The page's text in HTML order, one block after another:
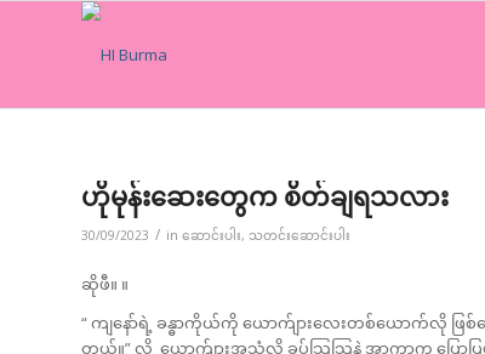
ဟိုမုန်းဆေးတွေက စိတ်ချရသလား
30/09/2023 / in ဆောင်းပါး, သတင်းဆောင်းပါး
ဆိုဖီ။ ။
“ ကျနော်ရဲ့ ခန္ဓာကိုယ်ကို ယောက်ျားလေးတစ်ယောက်လို ဖြ
တယ်။” လို့ ယောက်ျားအသံလို ခပ်သြသြနဲ့ အာကာက ပြောပ